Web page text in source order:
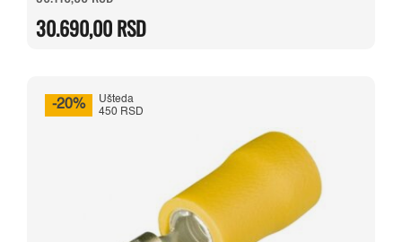
cena
bila:
36.110,00 RSD.
30.690,00RSD
cena
30.690,00 RSD.
-20%
Ušteda
450 RSD